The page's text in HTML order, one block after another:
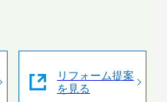
リフォーム提案
を見る